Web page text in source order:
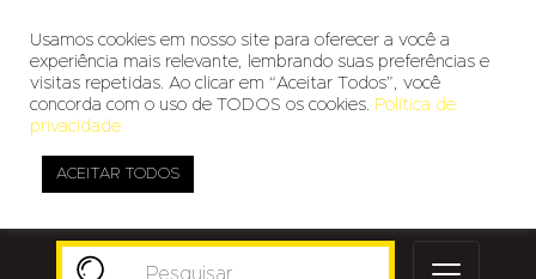
Usamos cookies em nosso site para oferecer a você a
experiência mais relevante, lembrando suas preferências e
visitas repetidas. Ao clicar em “Aceitar Todos”, você
concorda com o uso de TODOS os cookies. Política de
privacidade
ACEITAR TODOS